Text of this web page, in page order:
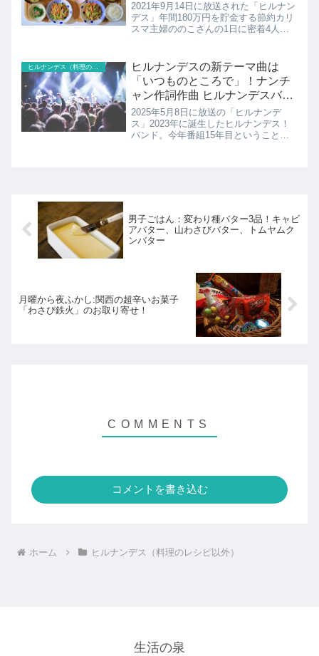
2021年9月14日に放送された「ヒルナン
デス」年間180万円を貯金する節約カリ
スマ主婦ののこさんの1日に密着4人家
ヒルナンデスの新テーマ曲は
「いつものところで」！ナンチ
ャン作詞作曲 ヒルナンデスバン
ド
2025年5月8日に放送の「ヒルナンデ
ス」2023年に誕生したヒルナンデス！
バンド。今年番組15年目ということで
男子ごはん：変わり種バター3品！キャビ
アバター、山わさびバター、トムヤムク
ンバター
月曜から夜ふかし:関西の超辛いお菓子
「わさび鉄火」のお取り寄せ！
コメントを書き込む
ホーム ヒルナンデス（料理のレシピ以外）
生活の泉